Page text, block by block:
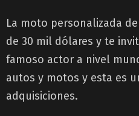
La moto personalizada de
de 30 mil dólares y te
famoso actor a nivel
autos y motos y esta es
adquisiciones.